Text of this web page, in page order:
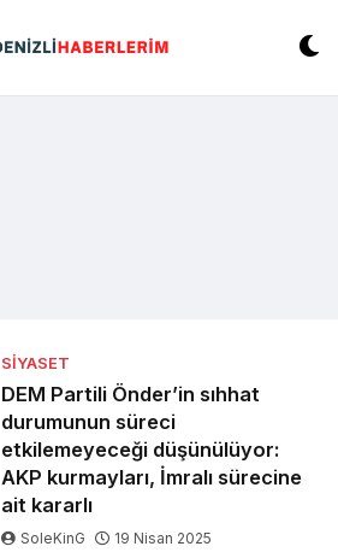
SIYASET
DEM Partili Önder’in sıhhat
durumunun süreci
etkilemeyeceği düşünülüyor:
AKP kurmayları, İmralı sürecine
ait kararlı
SoleKinG 19 Nisan 2025